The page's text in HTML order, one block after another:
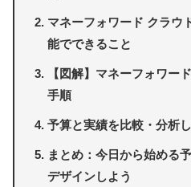
マネーフォワード クラウ
能でできること
【図解】マネーフォワー
手順
予算と実績を比較・分析
まとめ：今日から始める
デザインしよう